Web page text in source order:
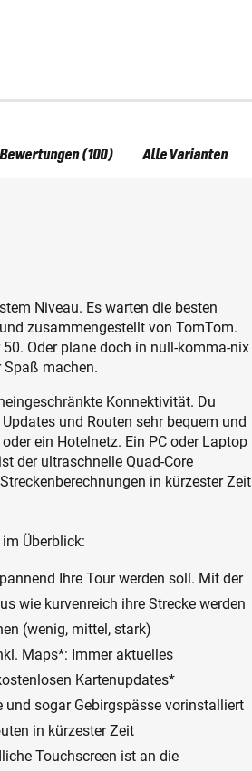
Niveau. Es warten die besten
zusammengestellt von TomTom.
Oder plane doch in null-komma-nix
Spaß machen.
Konnektivität. Du
und Routen sehr bequem und
ein Hotelnetz. Ein PC oder Laptop
der ultraschnelle Quad-Core
in kürzester Zeit
Überblick:
Ihre Tour werden soll. Mit der
wie kurvenreich ihre Strecke werden
(wenig, mittel, stark)
Maps*: Immer aktuelles
Kartenupdates*
sogar Gebirgspässe vorinstalliert
in kürzester Zeit
Touchscreen ist an die
Bewertungen (100) Alle Varianten